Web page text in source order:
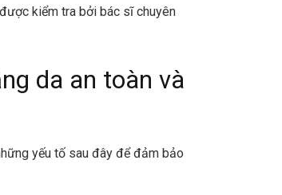
kiểm tra bởi bác sĩ chuyên
da an toàn và
yếu tố sau đây để đảm bảo